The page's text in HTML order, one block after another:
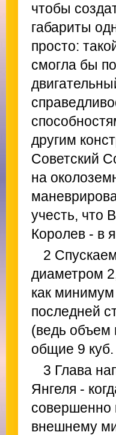
чтобы
габариты
просто:
смогла бы
другим
Советский
на
учесть, что
Королев - в
2
диаметром
как минимум
последней
(ведь объем
общие 9
3 Глава
Янгеля -
совершенно
внешнему